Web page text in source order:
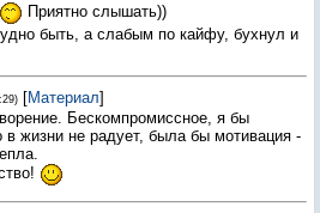
Приятно слышать))
быть, а слабым по кайфу, бухнул и
[Материал]
Бескомпромиссное, я бы
в жизни не радует, была бы мотивация -